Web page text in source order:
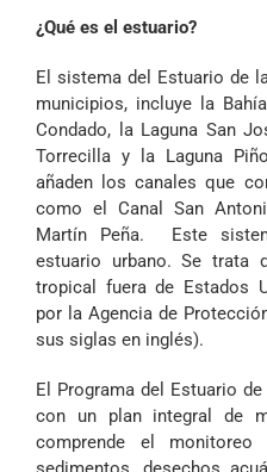
¿Qué es el estuario?
El sistema del Estuario de
municipios, incluye la
Condado, la Laguna San
Torrecilla y la Laguna
añaden los canales que
como el Canal San
Martín Peña. Este
estuario urbano. Se trata
tropical fuera de Estados
por la Agencia de
sus siglas en inglés).
El Programa del Estuario
con un plan integral de
comprende el